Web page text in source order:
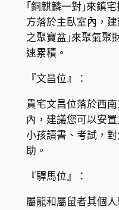
｢銅麒麟一對｣來鎮
方落於主臥室內，
之聚寶盆｣來聚氣聚
速累積。
『文昌位』：
貴宅文昌位落於西
內，建議您可以安
小孩讀書、考試，
助。
『驛馬位』：
屬龍和屬鼠者其個